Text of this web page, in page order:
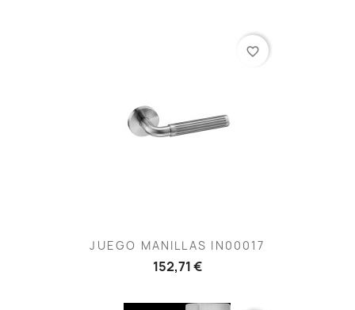
JUEGO MANILLAS IN00017
152,71 €
favorite_border